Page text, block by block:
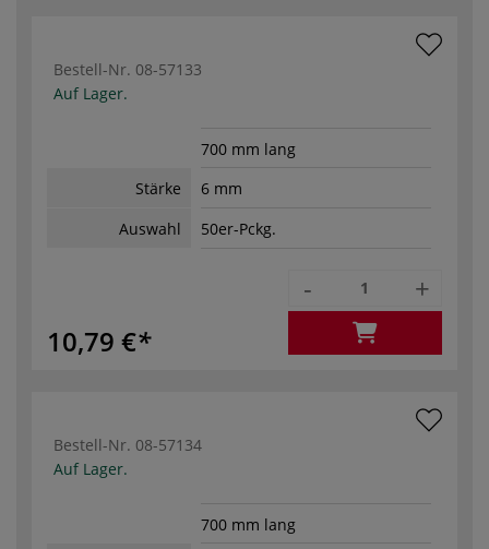
Bestell-Nr. 08-57133
Auf Lager.
700 mm lang
Stärke
6 mm
Auswahl
50er-Pckg.
10,79 €
- +
Bestell-Nr. 08-57134
Auf Lager.
700 mm lang